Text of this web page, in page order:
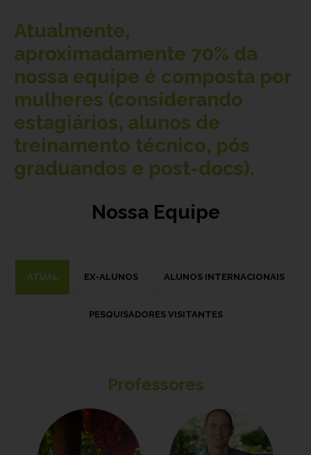
Atualmente,
aproximadamente 70% da
nossa equipe é composta por
mulheres (considerando
estagiários, alunos de
treinamento técnico, pós
graduandos e post-docs).
Nossa Equipe
ATUAL EX-ALUNOS ALUNOS INTERNACIONAIS
PESQUISADORES VISITANTES
Professores